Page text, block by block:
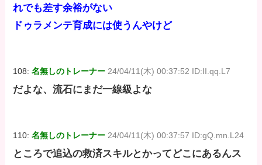
れでも差す余裕がない
ドゥラメンテ育成には使うんやけど
108:名無しのトレーナー 24/04/11(木) 00:37:52 ID:II.qq.L7
だよな、流石にまだ一線級よな
110:名無しのトレーナー 24/04/11(木) 00:37:57 ID:gQ.mn.L24
ところで追込の救済スキルとかってどこにあるんス